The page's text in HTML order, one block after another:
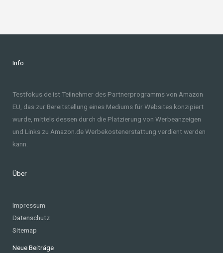
Info
Testfokus.de ist Teilnehmer des Partnerprogramms von Amazon
EU, das zur Bereitstellung eines Mediums für Websites konzipiert
wurde, mittels dessen durch die Platzierung von Werbeanzeigen
und Links zu Amazon.de Werbekostenerstattung verdient werden
kann.
Über
Impressum
Datenschutz
Sitemap
Neue Beiträge